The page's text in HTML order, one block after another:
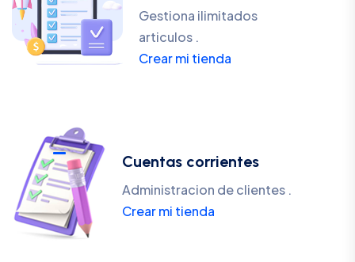
Gestiona ilimitados
articulos .
Crear mi tienda
Cuentas corrientes
Administracion de clientes .
Crear mi tienda